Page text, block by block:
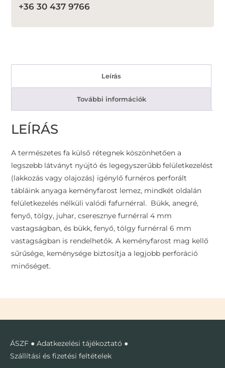
+36 30 437 9766
Leírás
További információk
LEÍRÁS
A természetes fa külső rétegnek köszönhetően a
legszebb látványt nyújtó és legegyszerűbb felületkezelést
(lakkozás vagy olajozás) igénylő furnéros perforált
tábláink anyaga keményfarost lemez, mindkét oldalán
felületkezelés nélküli valódi fafurnérral. Bükk, anegré,
fenyő, tölgy, juhar, cseresznye furnérral 4 mm
vastagságban, és bükk, fenyő, tölgy furnérral 6 mm
vastagságban is rendelhetők. A keményfarost mag kellő
sűrűsége, keménysége biztosítja a legjobb perforáció
minőséget.
ÁSZF ● Adatkezelési tájékoztató ●
Szállítási és fizetési feltételek